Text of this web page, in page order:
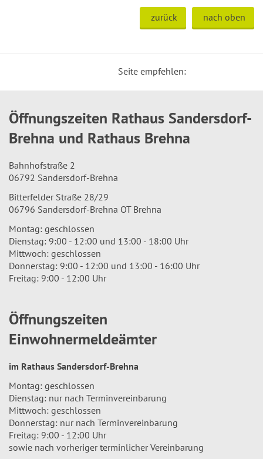
zurück nach oben
Seite empfehlen:
Öffnungszeiten Rathaus Sandersdorf-
Brehna und Rathaus Brehna
Bahnhofstraße 2
06792 Sandersdorf-Brehna
Bitterfelder Straße 28/29
06796 Sandersdorf-Brehna OT Brehna
Montag: geschlossen
Dienstag: 9:00 - 12:00 und 13:00 - 18:00 Uhr
Mittwoch: geschlossen
Donnerstag: 9:00 - 12:00 und 13:00 - 16:00 Uhr
Freitag: 9:00 - 12:00 Uhr
Öffnungszeiten
Einwohnermeldeämter
im Rathaus Sandersdorf-Brehna
Montag: geschlossen
Dienstag: nur nach Terminvereinbarung
Mittwoch: geschlossen
Donnerstag: nur nach Terminvereinbarung
Freitag: 9:00 - 12:00 Uhr
sowie nach vorheriger terminlicher Vereinbarung